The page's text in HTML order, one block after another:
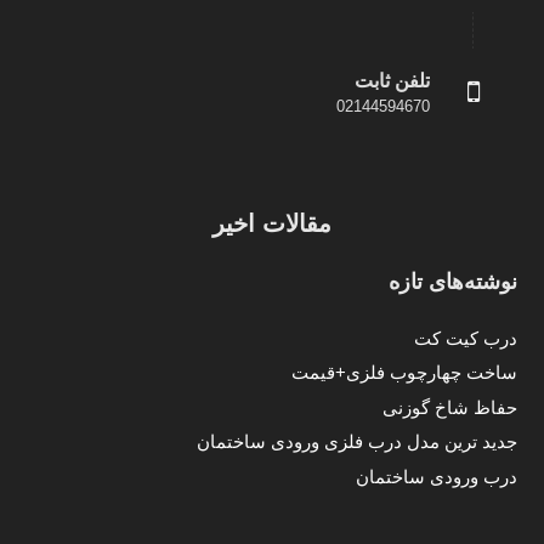
تلفن ثابت
02144594670
مقالات اخیر
نوشته‌های تازه
درب کیت کت
ساخت چهارچوب فلزی+قیمت
حفاظ شاخ گوزنی
جدید ترین مدل درب فلزی ورودی ساختمان
درب ورودی ساختمان